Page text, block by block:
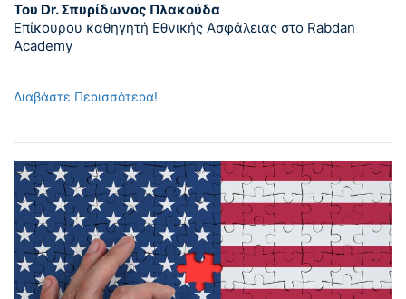
Του Dr. Σπυρίδωνος Πλακούδα
Επίκουρου καθηγητή Εθνικής Ασφάλειας στο Rabdan
Academy
Διαβάστε Περισσότερα!